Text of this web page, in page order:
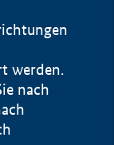
werden.
nach